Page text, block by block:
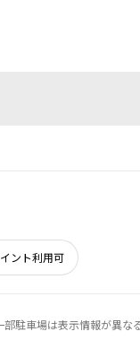
ント利用可
駐車場は表示情報が異な